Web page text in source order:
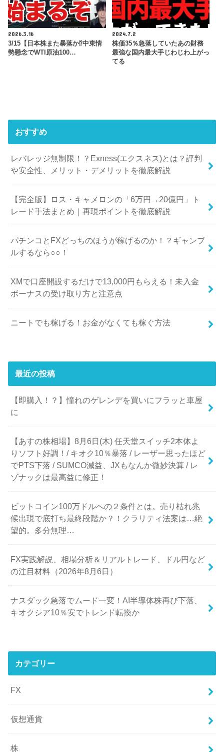
2026.3.16
3/15【日本株また暴落か⁉中東情
勢懸念でWTI原油100…
2024.7.2
株価35％急落していたあの財務
最強な国内最大手じわじわ上がっ
てる
おすすめ
レバレッジ無制限！？Exness(エクスネス)とは？評判
や安全性、メリット・デメリットを徹底解説
【完全版】ロス・キャメロンの「6万円→20億円」ト
レード手法まとめ｜再現ポイントを徹底解説
パチンコとFXどっちのほうが稼げるのか！？ギャンブ
ルするなら○○！
XMで口座開設するだけで13,000円もらえる！未入金
ボーナスの受け取り方と注意点
ニートでも稼げる！お金がなくても稼ぐ方法
最近の投稿
【即購入！？】憧れのゲレンデを買いにフラッと車屋
に
【あすの株相場】8月6日(木) 任天堂スイッチ2本体よ
りソフト好調！/ キオク10％暴落 / レーザー思ったほど
でPTS下落 / SUMCO減益、JXもなんか微妙決算 / レ
ゾナックは最高益に修正！
ビットコイン100万ドルへの２条件とは。売り枯れ兆
候出現で底打ち最終段階か？！クラリティ法案は…絶
望的。多分無理…
FX実践解説、相場分析＆リアルトレード、ドル円など
の注目材料（2026年8月6日）
ナスダック急落でムード一変！AI半導体株再び下落、
キオクシア10％安でトレンド転換か
カテゴリー
FX
仮想通貨
株